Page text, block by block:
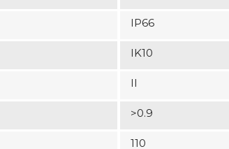
IP66
IK10
II
>0.9
110